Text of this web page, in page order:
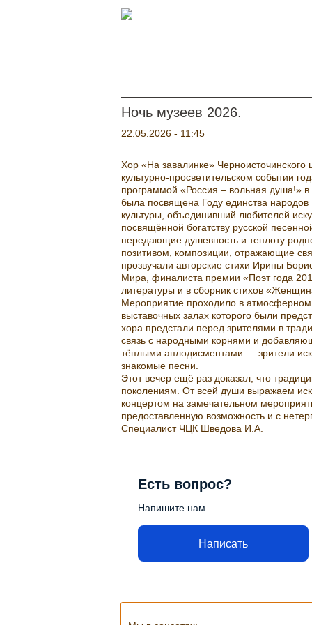
Ночь музеев 2026.
22.05.2026 - 11:45
Хор «На завалинке»
культурно-просветительском событии
программой «Россия – вольная душа!» в
была посвящена Году единства
культуры, объединивший любителей
посвящённой богатству русской
передающие душевность и теплоту
позитивом, композиции, отражающие
прозвучали авторские стихи Ирины
Мира, финалиста премии «Поэт года
литературы и в сборник стихов
Мероприятие проходило в атмосферном
выставочных залах которого были
хора предстали перед зрителями в
связь с народными корнями и
тёплыми аплодисментами — зрители
знакомые песни.
Этот вечер ещё раз доказал, что
поколениям. От всей души выражаем
концертом на замечательном
предоставленную возможность и с
Специалист ЧЦК Шведова И.А.
Есть вопрос?
Напишите нам
Написать